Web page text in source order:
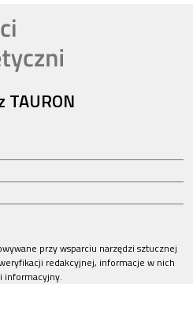
przy wsparciu narzędzi sztucznej
redakcyjnej, informacje w nich
informacyjny.